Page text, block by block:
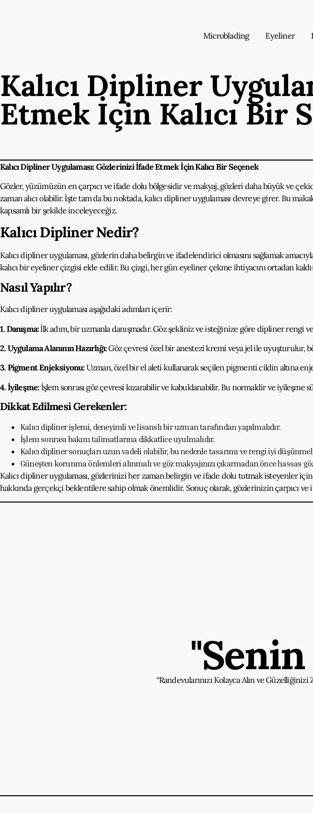
Microblading Eyeliner
Kalıcı Dipliner
Etmek İçin Kalıcı Bir
Kalıcı Dipliner Uygulaması: Gözlerinizi İfade Etmek İçin Kalıcı Bir Seçenek
Gözler, yüzümüzün en çarpıcı ve ifade dolu bölgesidir ve makyaj, gözleri daha büyük ve
zaman alıcı olabilir. İşte tam da bu noktada, kalıcı dipliner uygulaması devreye girer. Bu
kapsamlı bir şekilde inceleyeceğiz.
Kalıcı Dipliner Nedir?
Kalıcı dipliner uygulaması, gözlerin daha belirgin ve ifadelendirici olmasını sağlamak
kalıcı bir eyeliner çizgisi elde edilir. Bu çizgi, her gün eyeliner çekme ihtiyacını ortadan
Nasıl Yapılır?
Kalıcı dipliner uygulaması aşağıdaki adımları içerir:
1. Danışma: İlk adım, bir uzmanla danışmadır. Göz şekliniz ve isteğinize göre dipliner rengi
2. Uygulama Alanının Hazırlığı:Göz çevresi özel bir anestezi kremi veya jel ile uyuşturulur,
3. Pigment Enjeksiyonu: Uzman, özel bir el aleti kullanarak seçilen pigmenti cildin altına
4. İyileşme: İşlem sonrası göz çevresi kızarabilir ve kabuklanabilir. Bu normaldir ve
Dikkat Edilmesi Gerekenler:
Kalıcı dipliner işlemi, deneyimli ve lisanslı bir uzman tarafından yapılmalıdır.
İşlem sonrası bakım talimatlarına dikkatlice uyulmalıdır.
Kalıcı dipliner sonuçları uzun vadeli olabilir, bu nedenle tasarımı ve rengi iyi
Güneşten korunma önlemleri alınmalı ve göz makyajınızı çıkarmadan önce hassas
Kalıcı dipliner uygulaması, gözlerinizi her zaman belirgin ve ifade dolu tutmak isteyenler
hakkında gerçekçi beklentilere sahip olmak önemlidir. Sonuç olarak, gözlerinizin çarpıcı ve
"senin
“Randevularınızı Kolayca Alın ve